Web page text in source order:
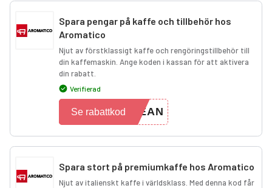
Spara pengar på kaffe och tillbehör hos
Aromatico
Njut av förstklassigt kaffe och rengöringstillbehör till
din kaffemaskin. Ange koden i kassan för att aktivera
din rabatt.
Verifierad
LEAN
Se rabattkod
Spara stort på premiumkaffe hos Aromatico
Njut av italienskt kaffe i världsklass. Med denna kod får